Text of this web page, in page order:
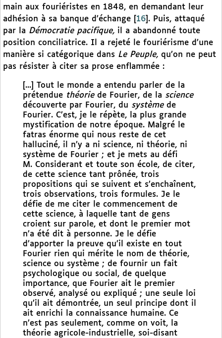
main aux fouriéristes en 1848, en demandant leur
adhésion à sa banque d’échange
16 . Puis, attaqué
par la Démocratie pacifique, il a abandonné toute
position conciliatrice. Il a rejeté le fouriérisme d’une
manière si catégorique dans Le Peuple, qu’on ne peut
pas résister à citer sa prose enflammée :
[...] Tout le monde a entendu parler de la
prétendue théoriede Fourier, de la science
découverte par Fourier, du systèmede
Fourier. C’est, je le répète, la plus grande
mystification de notre époque. Malgré le
fatras énorme qui nous reste de cet
halluciné, il n’y a ni science, ni théorie, ni
système de Fourier ; et je mets au défi
M. Considerant et toute son école, de citer,
de cette science tant prônée, trois
propositions qui se suivent et s’enchaînent,
trois observations, trois formules. Je le
défie de me citer le commencement de
cette science, à laquelle tant de gens
croient sur parole, et dont le premier mot
n’a été dit à personne. Je le défie
d’apporter la preuve qu’il existe en tout
Fourier rien qui mérite le nom de théorie,
science ou système ; de fournir un fait
psychologique ou social, de quelque
importance, que Fourier ait le premier
observé, analysé ou expliqué ; une seule loi
qu’il ait démontrée, un seul principe dont il
ait enrichi la connaissance humaine. Ce
n’est pas seulement, comme on voit, la
théorie agricole-industrielle, soi-disant